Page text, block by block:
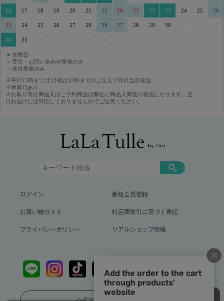
16 17 18 19 20 21 22
23 24 25 26 27 28 29
30 31
20 21 22 23 24 25 26
27 28 29 30
■ 休業日
■ 受注・お問い合わせ業務のみ
発送業務のみ
※平日15時まで/土日祝は12時までのご注文で即日当店発送。
※休業日あり。
※お取り寄せ商品又はご予約商品は弊社に商品入荷後の発送になります。翌
日お届けには対応しておりませんのでご注意ください。
ログイン 新規会員登録
お買い物ガイド 特定商取引に基づく表記
プライバシーポリシー リアルショップ情報